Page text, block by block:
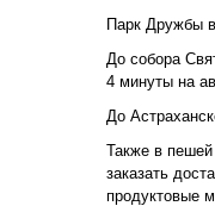
Парк Дружбы
До собора
4 минуты на
До
Также в
заказать
продуктовые